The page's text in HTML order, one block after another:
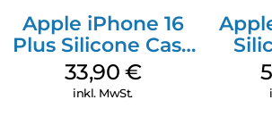
Apple iPhone 16
Plus Silicone Case
MagSafe Lake
Green
33,90 €
inkl. MwSt.